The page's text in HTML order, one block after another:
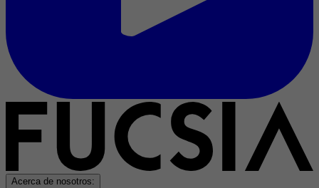
Acerca de nosotros: